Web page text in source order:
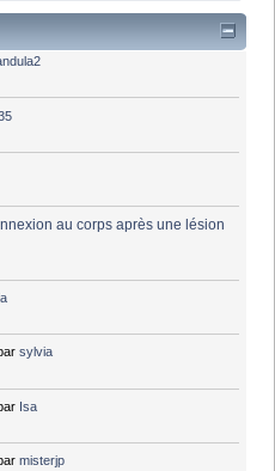
au corps après une lésion
sylvia
Isa
misterjp